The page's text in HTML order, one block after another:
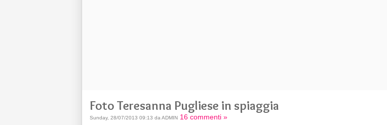
Foto Teresanna Pugliese in spiaggia
Sunday, 28/07/2013 09:13 da ADMIN 16 commenti »